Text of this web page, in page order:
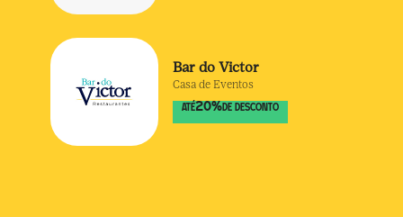
Bar do Victor
Casa de Eventos
ATÉ20% DE DESCONTO